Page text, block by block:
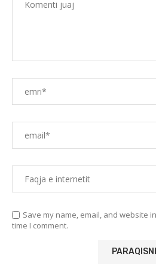
Save my name, email, and website
time I comment.